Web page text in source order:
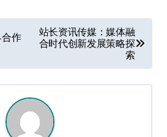
作
站长资讯传媒：媒体融
合时代创新发展策略探
索